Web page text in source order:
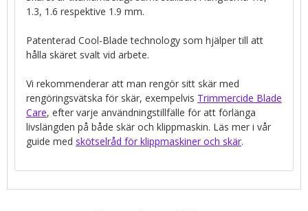
1.3, 1.6 respektive 1.9 mm.
Patenterad Cool-Blade technology som hjälper till att
hålla skäret svalt vid arbete.
Vi rekommenderar att man rengör sitt skär med
rengöringsvätska för skär, exempelvis Trimmercide Blade
Care, efter varje användningstillfälle för att förlänga
livslängden på både skär och klippmaskin. Läs mer i vår
guide med skötselråd för klippmaskiner och skär.